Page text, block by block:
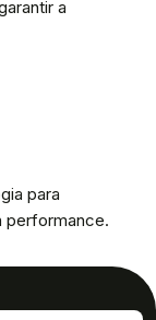
a
para
performance.